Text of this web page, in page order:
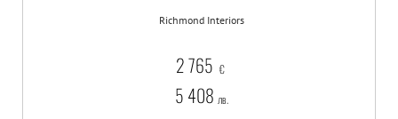
Richmond Interiors
2 765 €
5 408 лв.